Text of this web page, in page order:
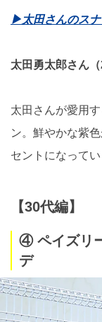
▶︎太田さんのス
太田勇太郎さん（
太田さんが愛用
ン。鮮やかな紫
セントになってい
【30代編】
④ ペイズリ
デ